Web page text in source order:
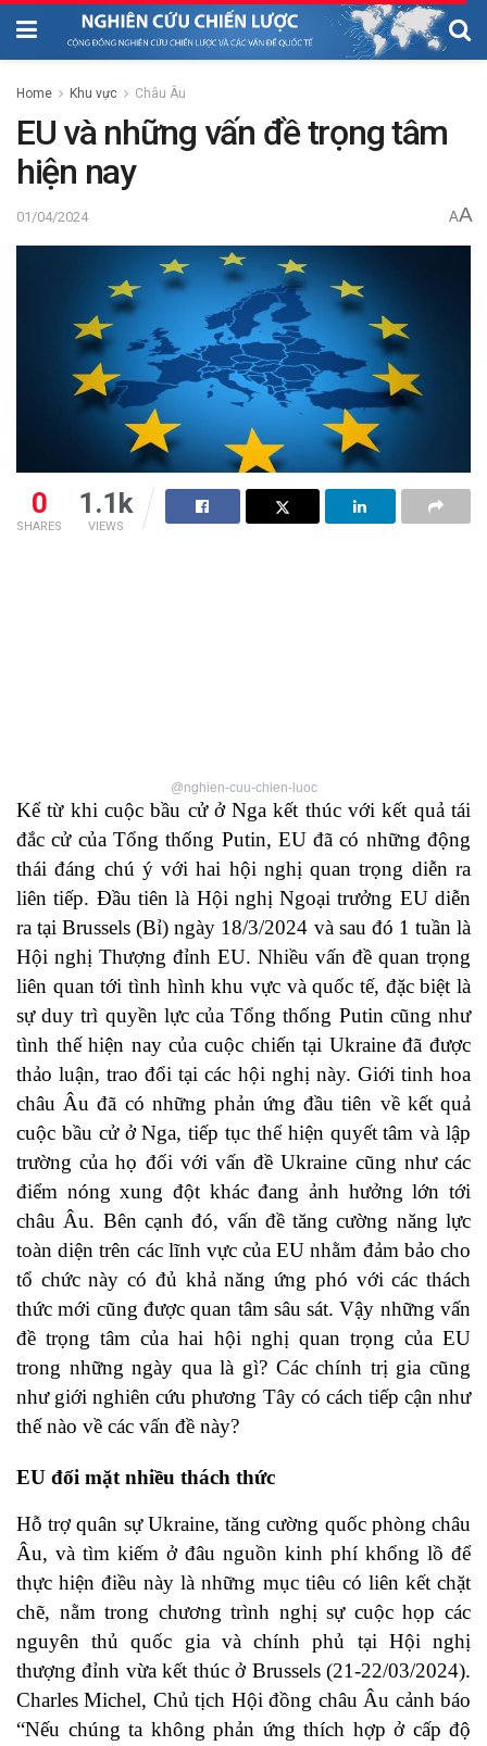
Home Khu vực Châu Âu
EU và những vấn đề trọng tâm
hiện nay
01/04/2024 AA
0
SHARES
1.1k
VIEWS
@nghien-cuu-chien-luoc
Kể từ khi cuộc bầu cử ở Nga kết thúc với kết quả tái
đắc cử của Tổng thống Putin, EU đã có những động
thái đáng chú ý với hai hội nghị quan trọng diễn ra
liên tiếp. Đầu tiên là Hội nghị Ngoại trưởng EU diễn
ra tại Brussels (Bỉ) ngày 18/3/2024 và sau đó 1 tuần là
Hội nghị Thượng đỉnh EU. Nhiều vấn đề quan trọng
liên quan tới tình hình khu vực và quốc tế, đặc biệt là
sự duy trì quyền lực của Tổng thống Putin cũng như
tình thế hiện nay của cuộc chiến tại Ukraine đã được
thảo luận, trao đổi tại các hội nghị này. Giới tinh hoa
châu Âu đã có những phản ứng đầu tiên về kết quả
cuộc bầu cử ở Nga, tiếp tục thể hiện quyết tâm và lập
trường của họ đối với vấn đề Ukraine cũng như các
điểm nóng xung đột khác đang ảnh hưởng lớn tới
châu Âu. Bên cạnh đó, vấn đề tăng cường năng lực
toàn diện trên các lĩnh vực của EU nhằm đảm bảo cho
tổ chức này có đủ khả năng ứng phó với các thách
thức mới cũng được quan tâm sâu sát. Vậy những vấn
đề trọng tâm của hai hội nghị quan trọng của EU
trong những ngày qua là gì? Các chính trị gia cũng
như giới nghiên cứu phương Tây có cách tiếp cận như
thế nào về các vấn đề này?
EU đối mặt nhiều thách thức
Hỗ trợ quân sự Ukraine, tăng cường quốc phòng châu
Âu, và tìm kiếm ở đâu nguồn kinh phí khổng lồ để
thực hiện điều này là những mục tiêu có liên kết chặt
chẽ, nằm trong chương trình nghị sự cuộc họp các
nguyên thủ quốc gia và chính phủ tại Hội nghị
thượng đỉnh vừa kết thúc ở Brussels (21-22/03/2024).
Charles Michel, Chủ tịch Hội đồng châu Âu cảnh báo
“Nếu chúng ta không phản ứng thích hợp ở cấp độ